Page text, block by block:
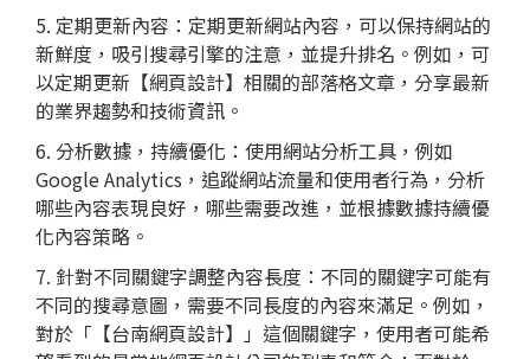
5. 定期更新內容：定期更新網站內容，可以保持網站的
新鮮度，吸引搜尋引擎的注意，並提升排名。例如，可
以定期更新【網頁設計】相關的部落格文章，分享最新
的業界趨勢和技術資訊。
6. 分析數據，持續優化：使用網站分析工具，例如
Google Analytics，追蹤網站流量和使用者行為，分析
哪些內容表現良好，哪些需要改進，並根據數據持續優
化內容策略。
7. 針對不同關鍵字調整內容長度：不同的關鍵字可能有
不同的搜尋意圖，需要不同長度的內容來滿足。例如，
對於「【台南網頁設計】」這個關鍵字，使用者可能希